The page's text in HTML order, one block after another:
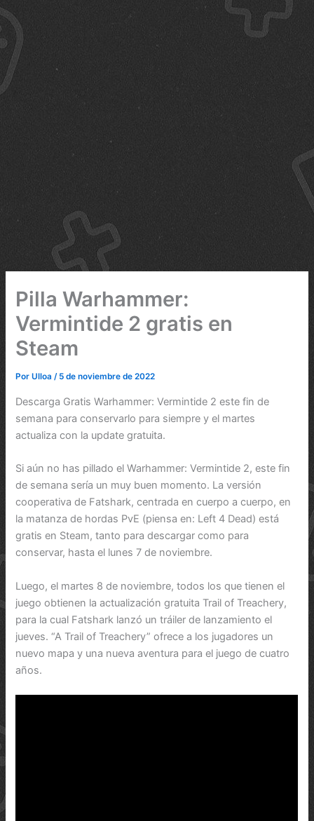
Pilla Warhammer:
Vermintide 2 gratis en
Steam
PorUlloa/ 5 de noviembre de 2022
Descarga Gratis Warhammer: Vermintide 2 este fin de
semana para conservarlo para siempre y el martes
actualiza con la update gratuita.
Si aún no has pillado el Warhammer: Vermintide 2, este fin
de semana sería un muy buen momento. La versión
cooperativa de Fatshark, centrada en cuerpo a cuerpo, en
la matanza de hordas PvE (piensa en: Left 4 Dead) está
gratis en Steam, tanto para descargar como para
conservar, hasta el lunes 7 de noviembre.
Luego, el martes 8 de noviembre, todos los que tienen el
juego obtienen la actualización gratuita Trail of Treachery,
para la cual Fatshark lanzó un tráiler de lanzamiento el
jueves. “A Trail of Treachery” ofrece a los jugadores un
nuevo mapa y una nueva aventura para el juego de cuatro
años.